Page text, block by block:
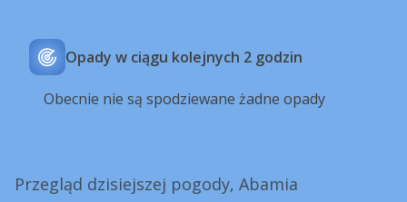
Opady w ciągu kolejnych 2 godzin
Obecnie nie są spodziewane żadne opady
Przegląd dzisiejszej pogody, Abamia